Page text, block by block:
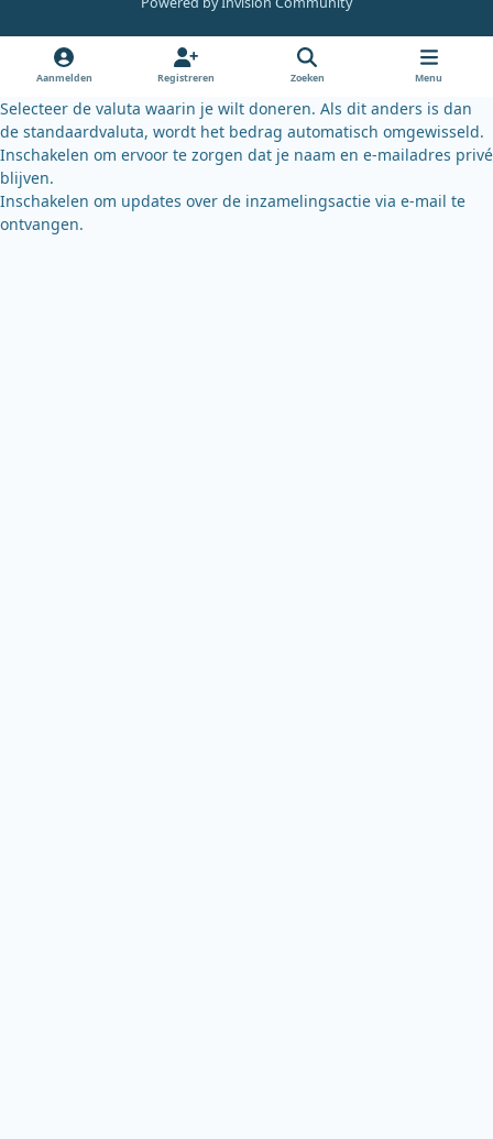
k
k
y
Aanmelden Registreren Zoeken Menu
Selecteer de valuta waarin je wilt doneren. Als dit anders is dan
de standaardvaluta, wordt het bedrag automatisch omgewisseld.
Inschakelen om ervoor te zorgen dat je naam en e-mailadres privé
blijven.
Inschakelen om updates over de inzamelingsactie via e-mail te
ontvangen.